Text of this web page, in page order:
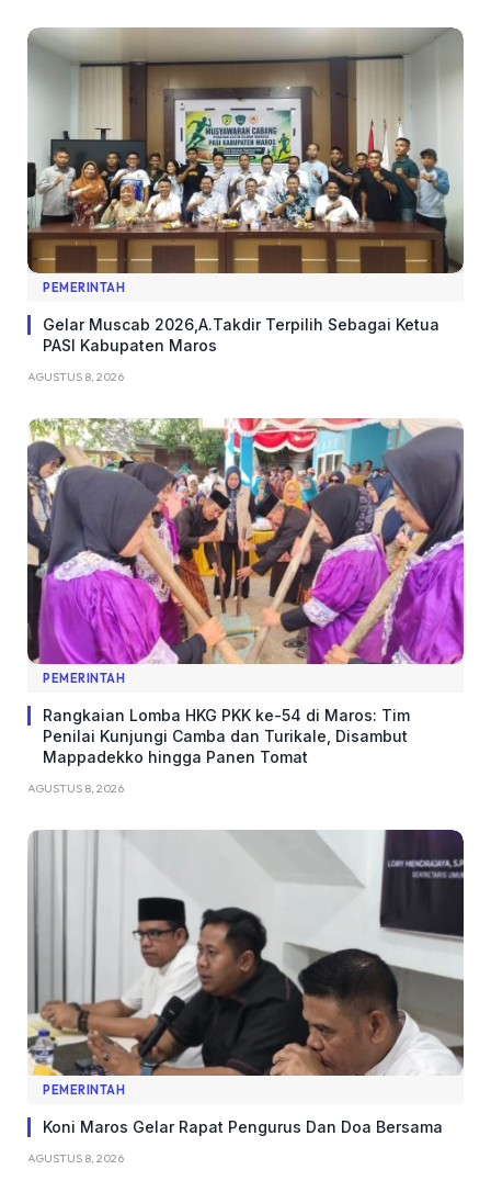
PEMERINTAH
Gelar Muscab 2026,A.Takdir Terpilih Sebagai Ketua
PASI Kabupaten Maros
AGUSTUS 8, 2026
PEMERINTAH
Rangkaian Lomba HKG PKK ke-54 di Maros: Tim
Penilai Kunjungi Camba dan Turikale, Disambut
Mappadekko hingga Panen Tomat
AGUSTUS 8, 2026
PEMERINTAH
Koni Maros Gelar Rapat Pengurus Dan Doa Bersama
AGUSTUS 8, 2026